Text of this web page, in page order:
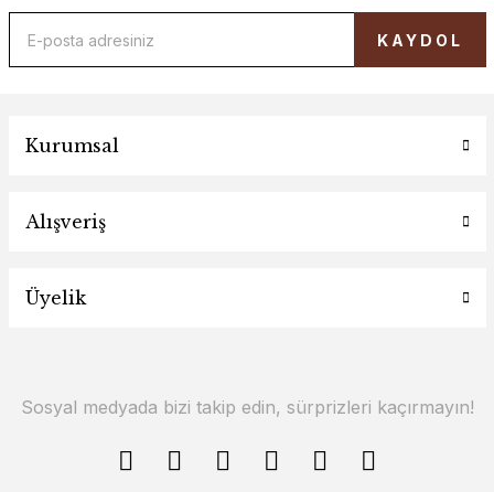
KAYDOL
Kurumsal
Alışveriş
Üyelik
Sosyal medyada bizi takip edin, sürprizleri kaçırmayın!